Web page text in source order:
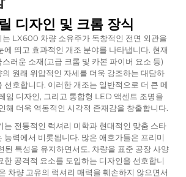
디자인 및 크롬 장식
는 LX600 차량 소유주가 독창적인 전면 외관을
에 띄고 효과적인 개조 분야를 나타냅니다. 현재
러운 소재(고급 크롬 및 카본 파이버 요소 등)
원래 위압적인 자세를 더욱 강조하는 대담하
선호합니다. 이러한 개조는 일반적으로 더 큰 메
임 디자인, 그리고 통합형 LED 액센트 조명을
해 더욱 역동적인 시각적 존재감을 창출합니다.
는 전통적인 럭셔리 미학과 현대적인 맞춤 스타
능력에서 비롯됩니다. 많은 애호가들은 프리미
된 특성을 유지하면서도, 차량을 표준 공장 사양
한 공격적 요소를 도입하는 디자인을 선호합니
차량 고유의 럭셔리 매력을 훼손하지 않으면서